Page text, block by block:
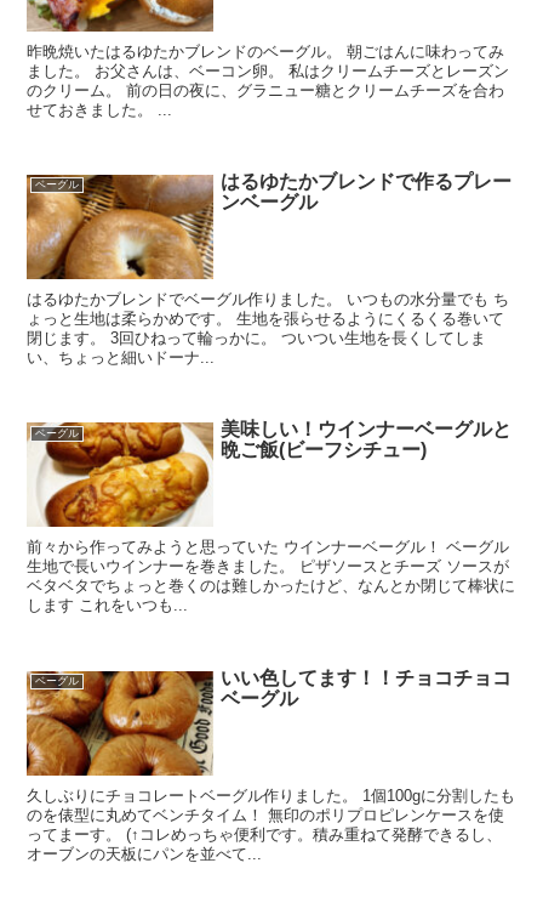
昨晩焼いたはるゆたかブレンドのベーグル。 朝ごはんに味わってみ
ました。 お父さんは、ベーコン卵。 私はクリームチーズとレーズン
のクリーム。 前の日の夜に、グラニュー糖とクリームチーズを合わ
せておきました。 ...
ベーグル
はるゆたかブレンドで作るプレー
ンベーグル
はるゆたかブレンドでベーグル作りました。 いつもの水分量でも ち
ょっと生地は柔らかめです。 生地を張らせるようにくるくる巻いて
閉じます。 3回ひねって輪っかに。 ついつい生地を長くしてしま
い、ちょっと細いドーナ...
ベーグル
美味しい！ウインナーベーグルと
晩ご飯(ビーフシチュー)
前々から作ってみようと思っていた ウインナーベーグル！ ベーグル
生地で長いウインナーを巻きました。 ピザソースとチーズ ソースが
ベタベタでちょっと巻くのは難しかったけど、なんとか閉じて棒状に
します これをいつも...
ベーグル
いい色してます！！チョコチョコ
ベーグル
久しぶりにチョコレートベーグル作りました。 1個100gに分割したも
のを俵型に丸めてベンチタイム！ 無印のポリプロピレンケースを使
ってまーす。 (↑コレめっちゃ便利です。積み重ねて発酵できるし、
オーブンの天板にパンを並べて...